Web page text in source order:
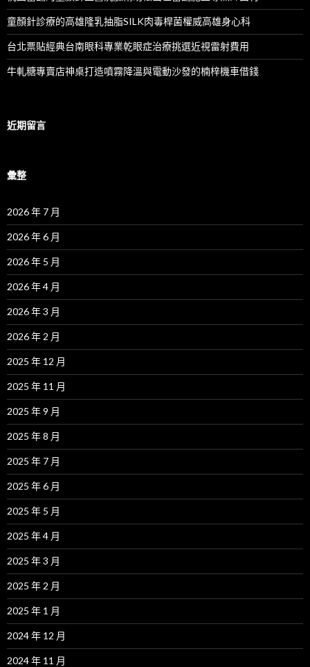
童顏針診療的高雄隆乳抽脂SILK肉毒桿菌權威高雄身心科
台北票貼經典台南眼科專業乾眼症治療挑選近視雷射費用
牛軋糖專賣店神桌打造噴霧降溫與電動沙發的楠梓機車借錢
近期留言
彙整
2026 年 7 月
2026 年 6 月
2026 年 5 月
2026 年 4 月
2026 年 3 月
2026 年 2 月
2025 年 12 月
2025 年 11 月
2025 年 9 月
2025 年 8 月
2025 年 7 月
2025 年 6 月
2025 年 5 月
2025 年 4 月
2025 年 3 月
2025 年 2 月
2025 年 1 月
2024 年 12 月
2024 年 11 月